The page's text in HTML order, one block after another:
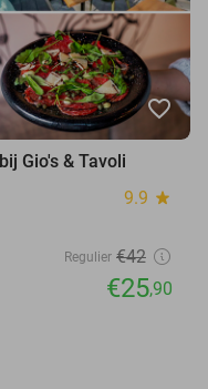
favorite_border
Gio's & Tavoli
9.9 star
Regulier €42
€25,90